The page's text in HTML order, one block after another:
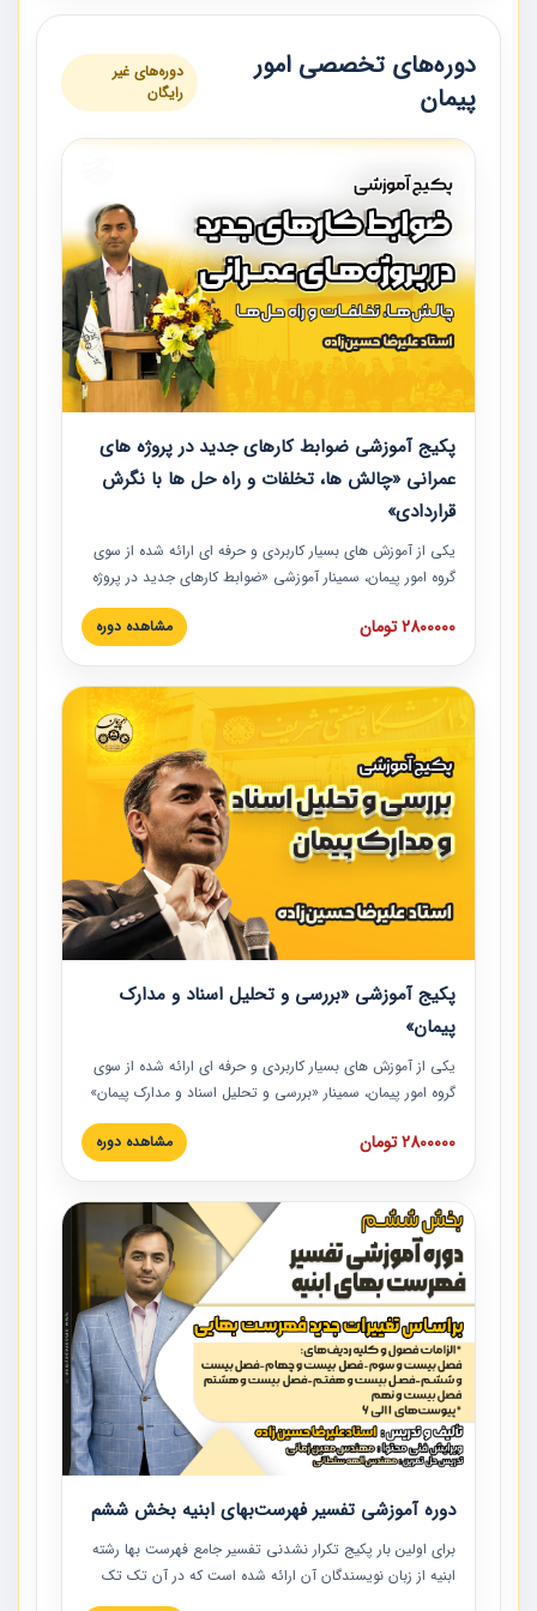
دوره‌های تخصصی امور
پیمان
دوره‌های غیر
رایگان
پکیج آموزشی ضوابط کارهای جدید در پروژه های
عمرانی «چالش ها، تخلفات و راه حل ها با نگرش
قراردادی»
یکی از آموزش‏‏‏‏‏‏ های بسیار کاربردی و حرفه‏ ای ارائه شده از سوی
گروه امور پیمان، سمینار آموزشی «ضوابط کارهای جدید در پروژه
های عمرانی» چالش ها، تخلفات و راه حل ها با نگرش قراردادی
است که در محل سندیکای شرکت های ساختمانی کشور ارائه شد.
مدارک پیمان به همراه تجربیات عملی ارائه شده است.
2800000 تومان مشاهده دوره
پکیج آموزشی «بررسی و تحلیل اسناد و مدارک
پیمان»
یکی از آموزش‏‏‏‏‏‏ های بسیار کاربردی و حرفه‏ ای ارائه شده از سوی
گروه امور پیمان، سمینار «بررسی و تحلیل اسناد و مدارک پیمان»
است که در دانشگاه صنعتی شریف ارائه شد. در این آموزش
نکات کلیدی مربوط به اسناد و مدارک پیمان، اولویت بندی اسناد
پیمان به همراه تجربیات عملی در این خصوص ارائه شده است.
2800000 تومان مشاهده دوره
دوره آموزشی تفسیر فهرست‌بهای ابنیه بخش ششم
برای اولین بار پکیج تکرار نشدنی تفسیر جامع فهرست بها رشته
ابنیه از زبان نویسندگان آن ارائه شده است که در آن تک تک
ردیف ها و مطالب فهرست بها تفسیر و ارائه شده است. این